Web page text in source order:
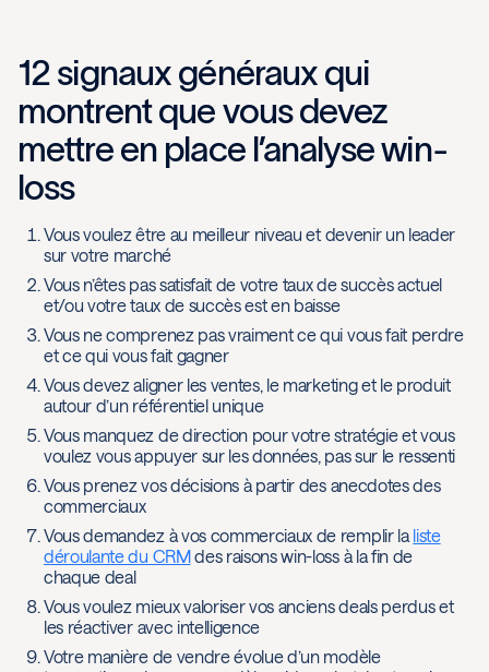
12 signaux généraux qui
montrent que vous devez
mettre en place l’analyse win-
loss
Vous voulez être au meilleur niveau et devenir un leader
sur votre marché
Vous n’êtes pas satisfait de votre taux de succès actuel
et/ou votre taux de succès est en baisse
Vous ne comprenez pas vraiment ce qui vous fait perdre
et ce qui vous fait gagner
Vous devez aligner les ventes, le marketing et le produit
autour d’un référentiel unique
Vous manquez de direction pour votre stratégie et vous
voulez vous appuyer sur les données, pas sur le ressenti
Vous prenez vos décisions à partir des anecdotes des
commerciaux
Vous demandez à vos commerciaux de remplir la liste
déroulante du CRMdes raisons win-loss à la fin de
chaque deal
Vous voulez mieux valoriser vos anciens deals perdus et
les réactiver avec intelligence
Votre manière de vendre évolue d’un modèle